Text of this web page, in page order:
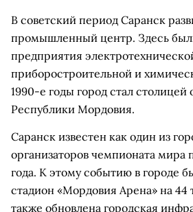
В советский период Саранск
промышленный центр. Здесь
предприятия
приборостроительной и
1990-е годы город стал столицей
Республики Мордовия.
Саранск известен как один из
организаторов чемпионата мира
года. К этому событию в городе
стадион «Мордовия Арена» на 44
также обновлена городская